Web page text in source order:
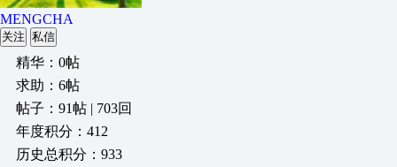
MENGCHA
关注 私信
精华：0帖
求助：6帖
帖子：91帖 | 703回
年度积分：412
历史总积分：933